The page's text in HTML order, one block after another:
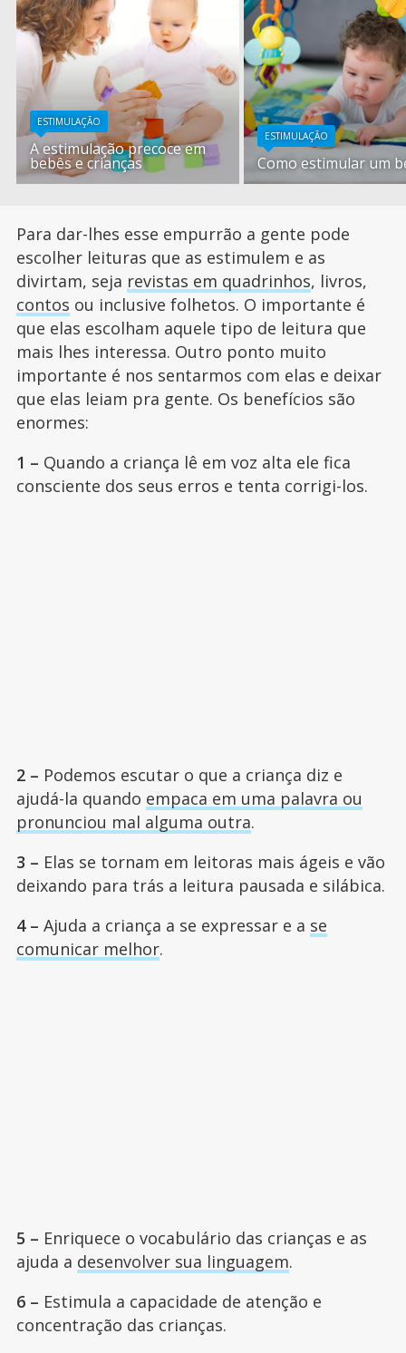
ESTIMULAÇÃO
A estimulação precoce em
bebês e crianças
ESTIMULAÇÃO
Como estimular um
Para dar-lhes esse empurrão a gente pode
escolher leituras que as estimulem e as
divirtam, seja revistas em quadrinhos, livros,
contos ou inclusive folhetos. O importante é
que elas escolham aquele tipo de leitura que
mais lhes interessa. Outro ponto muito
importante é nos sentarmos com elas e deixar
que elas leiam pra gente. Os benefícios são
enormes:
1 – Quando a criança lê em voz alta ele fica
consciente dos seus erros e tenta corrigi-los.
2 – Podemos escutar o que a criança diz e
ajudá-la quando empaca em uma palavra ou
pronunciou mal alguma outra.
3 – Elas se tornam em leitoras mais ágeis e vão
deixando para trás a leitura pausada e silábica.
4 – Ajuda a criança a se expressar e a se
comunicar melhor.
5 – Enriquece o vocabulário das crianças e as
ajuda a desenvolver sua linguagem.
6 – Estimula a capacidade de atenção e
concentração das crianças.